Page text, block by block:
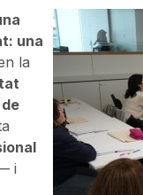
una
la
i